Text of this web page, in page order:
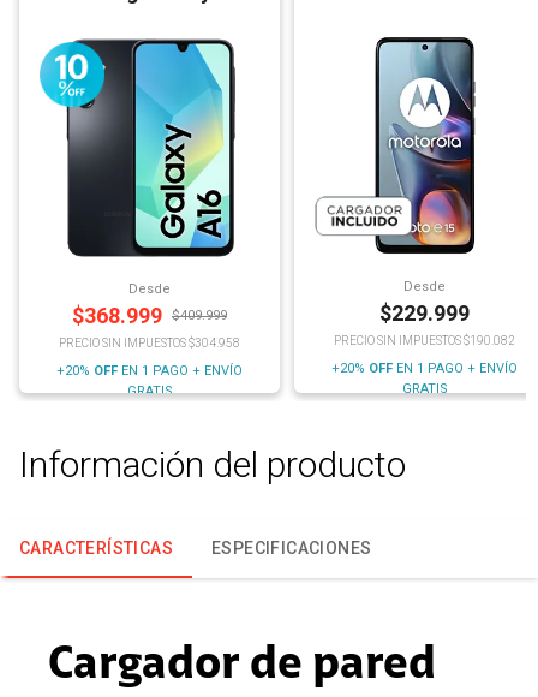
Desde
$368.999 $409.999
PRECIO SIN IMPUESTOS $304.958
+20% OFF EN 1 PAGO + ENVÍO
GRATIS
Desde
$229.999
PRECIO SIN IMPUESTOS $190.082
+20% OFF EN 1 PAGO + ENVÍO
GRATIS
Información del producto
CARACTERÍSTICAS ESPECIFICACIONES
Cargador de pared